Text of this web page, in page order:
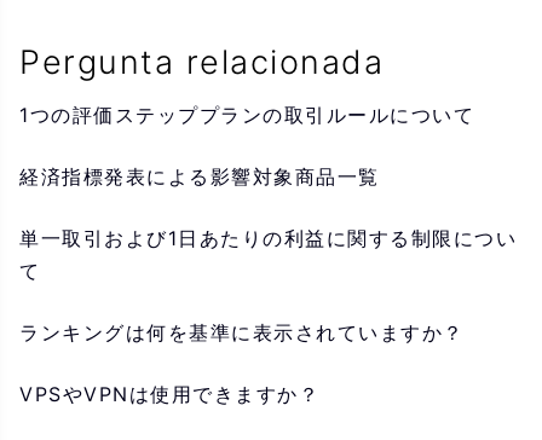
Pergunta relacionada
1つの評価ステッププランの取引ルールについて
経済指標発表による影響対象商品一覧
単一取引および1日あたりの利益に関する制限につい
て
ランキングは何を基準に表示されていますか？
VPSやVPNは使用できますか？